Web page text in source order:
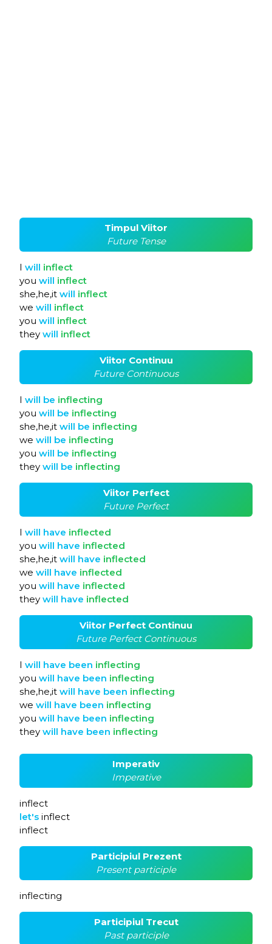
Timpul Viitor
Future Tense
I will inflect
you will inflect
she,he,it will inflect
we will inflect
you will inflect
they will inflect
Viitor Continuu
Future Continuous
I will be inflecting
you will be inflecting
she,he,it will be inflecting
we will be inflecting
you will be inflecting
they will be inflecting
Viitor Perfect
Future Perfect
I will have inflected
you will have inflected
she,he,it will have inflected
we will have inflected
you will have inflected
they will have inflected
Viitor Perfect Continuu
Future Perfect Continuous
I will have been inflecting
you will have been inflecting
she,he,it will have been inflecting
we will have been inflecting
you will have been inflecting
they will have been inflecting
Imperativ
Imperative
inflect
let's inflect
inflect
Participiul Prezent
Present participle
inflecting
Participiul Trecut
Past participle